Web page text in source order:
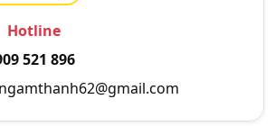
Hotline
521 896